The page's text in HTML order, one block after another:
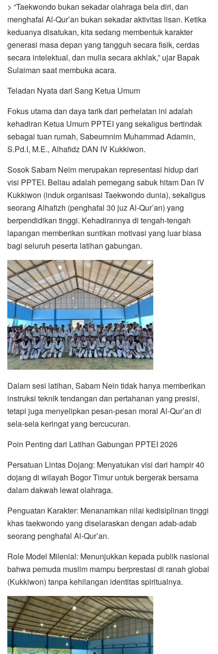
> “Taekwondo bukan sekadar olahraga bela diri, dan
menghafal Al-Qur’an bukan sekadar aktivitas lisan. Ketika
keduanya disatukan, kita sedang membentuk karakter
generasi masa depan yang tangguh secara fisik, cerdas
secara intelektual, dan mulia secara akhlak,” ujar Bapak
Sulaiman saat membuka acara.
Teladan Nyata dari Sang Ketua Umum
Fokus utama dan daya tarik dari perhelatan ini adalah
kehadiran Ketua Umum PPTEI yang sekaligus bertindak
sebagai tuan rumah, Sabeumnim Muhammad Adamin,
S.Pd.I, M.E., Alhafidz DAN IV Kukkiwon.
Sosok Sabam Neim merupakan representasi hidup dari
visi PPTEI. Beliau adalah pemegang sabuk hitam Dan IV
Kukkiwon (induk organisasi Taekwondo dunia), sekaligus
seorang Alhafizh (penghafal 30 juz Al-Qur’an) yang
berpendidikan tinggi. Kehadirannya di tengah-tengah
lapangan memberikan suntikan motivasi yang luar biasa
bagi seluruh peserta latihan gabungan.
Dalam sesi latihan, Sabam Nein tidak hanya memberikan
instruksi teknik tendangan dan pertahanan yang presisi,
tetapi juga menyelipkan pesan-pesan moral Al-Qur’an di
sela-sela keringat yang bercucuran.
Poin Penting dari Latihan Gabungan PPTEI 2026
Persatuan Lintas Dojang: Menyatukan visi dari hampir 40
dojang di wilayah Bogor Timur untuk bergerak bersama
dalam dakwah lewat olahraga.
Penguatan Karakter: Menanamkan nilai kedisiplinan tinggi
khas taekwondo yang diselaraskan dengan adab-adab
seorang penghafal Al-Qur’an.
Role Model Milenial: Menunjukkan kepada publik nasional
bahwa pemuda muslim mampu berprestasi di ranah global
(Kukkiwon) tanpa kehilangan identitas spiritualnya.